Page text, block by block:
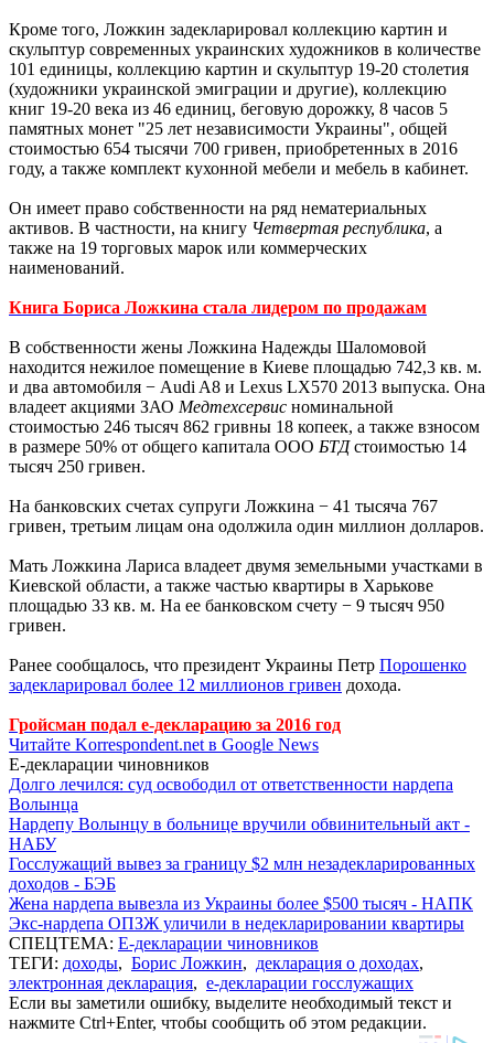
Кроме того, Ложкин задекларировал коллекцию картин и
скульптур современных украинских художников в количестве
101 единицы, коллекцию картин и скульптур 19-20 столетия
(художники украинской эмиграции и другие), коллекцию
книг 19-20 века из 46 единиц, беговую дорожку, 8 часов 5
памятных монет "25 лет независимости Украины", общей
стоимостью 654 тысячи 700 гривен, приобретенных в 2016
году, а также комплект кухонной мебели и мебель в кабинет.
Он имеет право собственности на ряд нематериальных
активов. В частности, на книгу Четвертая республика, а
также на 19 торговых марок или коммерческих
наименований.
Книга Бориса Ложкина стала лидером по продажам
В собственности жены Ложкина Надежды Шаломовой
находится нежилое помещение в Киеве площадью 742,3 кв. м.
и два автомобиля − Аudi A8 и Lexus LX570 2013 выпуска. Она
владеет акциями ЗАО Медтехсервис номинальной
стоимостью 246 тысяч 862 гривны 18 копеек, а также взносом
в размере 50% от общего капитала ООО БТДстоимостью 14
тысяч 250 гривен.
На банковских счетах супруги Ложкина − 41 тысяча 767
гривен, третьим лицам она одолжила один миллион долларов.
Мать Ложкина Лариса владеет двумя земельными участками в
Киевской области, а также частью квартиры в Харькове
площадью 33 кв. м. На ее банковском счету − 9 тысяч 950
гривен.
Ранее сообщалось, что президент Украины Петр Порошенко
задекларировал более 12 миллионов гривен дохода.
Гройсман подал е-декларацию за 2016 год
Читайте Korrespondent.net в Google News
Е-декларации чиновников
Долго лечился: суд освободил от ответственности нардепа
Волынца
Нардепу Волынцу в больнице вручили обвинительный акт -
НАБУ
Госслужащий вывез за границу $2 млн незадекларированных
доходов - БЭБ
Жена нардепа вывезла из Украины более $500 тысяч - НАПК
Экс-нардепа ОПЗЖ уличили в недекларировании квартиры
СПЕЦТЕМА: Е-декларации чиновников
ТЕГИ: доходы, Борис Ложкин, декларация о доходах,
электронная декларация, е-декларации госслужащих
Если вы заметили ошибку, выделите необходимый текст и
нажмите Ctrl+Enter, чтобы сообщить об этом редакции.